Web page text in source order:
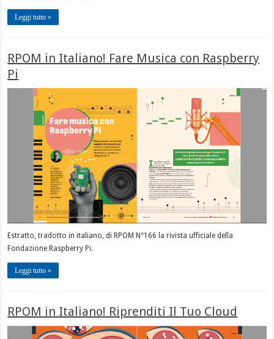
Leggi tutto »
RPOM in Italiano! Fare Musica con Raspberry
Pi
Estratto, tradotto in italiano, di RPOM N°166 la rivista ufficiale della
Fondazione Raspberry Pi.
Leggi tutto »
RPOM in Italiano! Riprenditi Il Tuo Cloud